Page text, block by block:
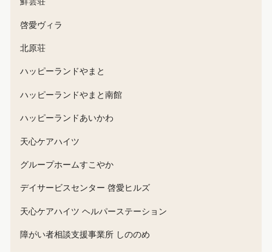
啓愛ヴィラ
北原荘
ハッピーランドやまと
ハッピーランドやまと南館
ハッピーランドあいかわ
天心ケアハイツ
グループホームすこやか
デイサービスセンター 啓愛ヒルズ
天心ケアハイツ ヘルパーステーション
障がい者相談支援事業所 しののめ